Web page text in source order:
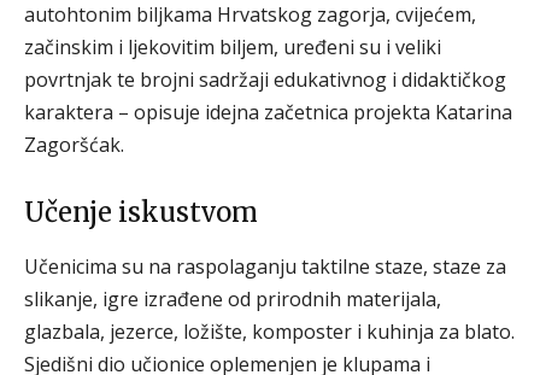
autohtonim biljkama Hrvatskog zagorja, cvijećem,
začinskim i ljekovitim biljem, uređeni su i veliki
povrtnjak te brojni sadržaji edukativnog i didaktičkog
karaktera – opisuje idejna začetnica projekta Katarina
Zagoršćak.
Učenje iskustvom
Učenicima su na raspolaganju taktilne staze, staze za
slikanje, igre izrađene od prirodnih materijala,
glazbala, jezerce, ložište, komposter i kuhinja za blato.
Sjedišni dio učionice oplemenjen je klupama i